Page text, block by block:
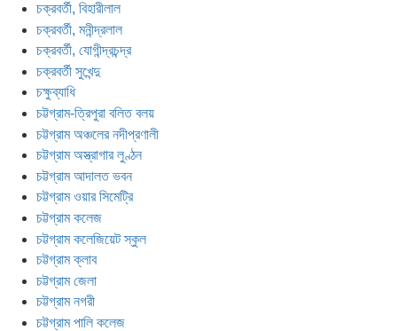
চক্রবর্তী, বিহারীলাল
চক্রবর্তী, মনীন্দ্রলাল
চক্রবর্তী, যোগীন্দ্রচন্দ্র
চক্রবর্তী সুখেন্দু
চক্ষুব্যাধি
চট্টগ্রাম-ত্রিপুরা বলিত বলয়
চট্টগ্রাম অঞ্চলের নদীপ্রণালী
চট্টগ্রাম অস্ত্রাগার লুণ্ঠন
চট্টগ্রাম আদালত ভবন
চট্টগ্রাম ওয়ার সিমেট্রি
চট্টগ্রাম কলেজ
চট্টগ্রাম কলেজিয়েট স্কুল
চট্টগ্রাম ক্লাব
চট্টগ্রাম জেলা
চট্টগ্রাম নগরী
চট্টগ্রাম পালি কলেজ